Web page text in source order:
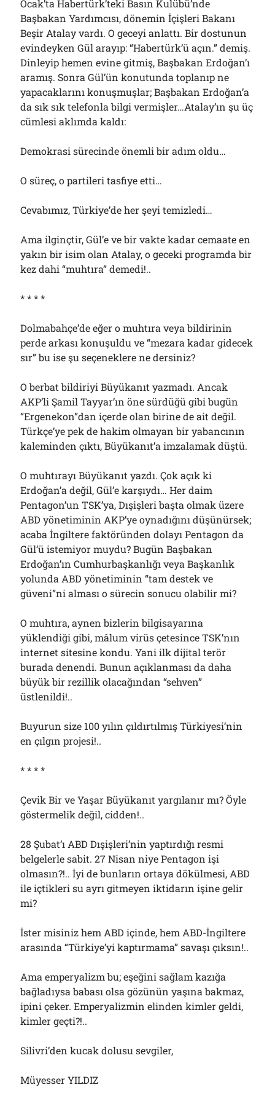
Ocak’ta Habertürk’teki Basın Kulübü’nde
Başbakan Yardımcısı, dönemin İçişleri Bakanı
Beşir Atalay vardı. O geceyi anlattı. Bir dostunun
evindeyken Gül arayıp: “Habertürk’ü açın.” demiş.
Dinleyip hemen evine gitmiş, Başbakan Erdoğan’ı
aramış. Sonra Gül’ün konutunda toplanıp ne
yapacaklarını konuşmuşlar; Başbakan Erdoğan’a
da sık sık telefonla bilgi vermişler…Atalay’ın şu üç
cümlesi aklımda kaldı:
Demokrasi sürecinde önemli bir adım oldu…
O süreç, o partileri tasfiye etti…
Cevabımız, Türkiye’de her şeyi temizledi…
Ama ilginçtir, Gül’e ve bir vakte kadar cemaate en
yakın bir isim olan Atalay, o geceki programda bir
kez dahi “muhtıra” demedi!..
* * * *
Dolmabahçe’de eğer o muhtıra veya bildirinin
perde arkası konuşuldu ve “mezara kadar gidecek
sır” bu ise şu seçeneklere ne dersiniz?
O berbat bildiriyi Büyükanıt yazmadı. Ancak
AKP’li Şamil Tayyar’ın öne sürdüğü gibi bugün
“Ergenekon”dan içerde olan birine de ait değil.
Türkçe’ye pek de hakim olmayan bir yabancının
kaleminden çıktı, Büyükanıt’a imzalamak düştü.
O muhtırayı Büyükanıt yazdı. Çok açık ki
Erdoğan’a değil, Gül’e karşıydı… Her daim
Pentagon’un TSK’ya, Dışişleri başta olmak üzere
ABD yönetiminin AKP’ye oynadığını düşünürsek;
acaba İngiltere faktöründen dolayı Pentagon da
Gül’ü istemiyor muydu? Bugün Başbakan
Erdoğan’ın Cumhurbaşkanlığı veya Başkanlık
yolunda ABD yönetiminin “tam destek ve
güveni”ni alması o sürecin sonucu olabilir mi?
O muhtıra, aynen bizlerin bilgisayarına
yüklendiği gibi, mâlum virüs çetesince TSK’nın
internet sitesine kondu. Yani ilk dijital terör
burada denendi. Bunun açıklanması da daha
büyük bir rezillik olacağından “sehven”
üstlenildi!..
Buyurun size 100 yılın çıldırtılmış Türkiyesi’nin
en çılgın projesi!..
* * * *
Çevik Bir ve Yaşar Büyükanıt yargılanır mı? Öyle
göstermelik değil, cidden!..
28 Şubat’ı ABD Dışişleri’nin yaptırdığı resmi
belgelerle sabit. 27 Nisan niye Pentagon işi
olmasın?!.. İyi de bunların ortaya dökülmesi, ABD
ile içtikleri su ayrı gitmeyen iktidarın işine gelir
mi?
İster misiniz hem ABD içinde, hem ABD-İngiltere
arasında “Türkiye’yi kaptırmama” savaşı çıksın!..
Ama emperyalizm bu; eşeğini sağlam kazığa
bağladıysa babası olsa gözünün yaşına bakmaz,
ipini çeker. Emperyalizmin elinden kimler geldi,
kimler geçti?!..
Silivri’den kucak dolusu sevgiler,
Müyesser YILDIZ